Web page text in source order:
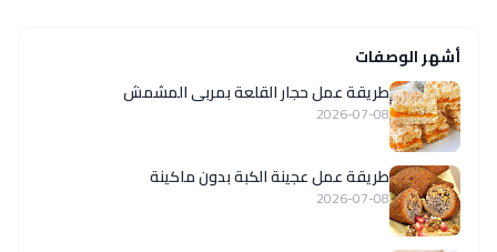
أشهر الوصفات
طريقة عمل حجار القلعة بمربى المشمش
2026-07-08
طريقة عمل عجينة الكبة بدون ماكينة
2026-07-08